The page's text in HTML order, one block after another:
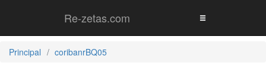
Re-zetas.com
Principal coribanrBQ05